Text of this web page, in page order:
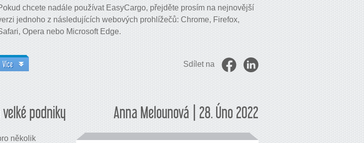
chcete nadále používat EasyCargo, přejděte prosím na nejnovější
jednoho z následujících webových prohlížečů: Chrome, Firefox,
Opera nebo Microsoft Edge.
Více Sdílet na
podniky Anna Melounová | 28. Úno 2022
několik